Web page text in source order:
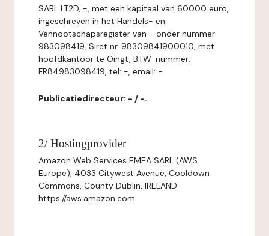
SARL LT2D, -, met een kapitaal van 60000 euro,
ingeschreven in het Handels- en
Vennootschapsregister van - onder nummer
983098419, Siret nr. 98309841900010, met
hoofdkantoor te Oingt, BTW-nummer:
FR84983098419, tel: -, email: -
Publicatiedirecteur: - / -.
2/ Hostingprovider
Amazon Web Services EMEA SARL (AWS
Europe), 4033 Citywest Avenue, Cooldown
Commons, County Dublin, IRELAND
https://aws.amazon.com